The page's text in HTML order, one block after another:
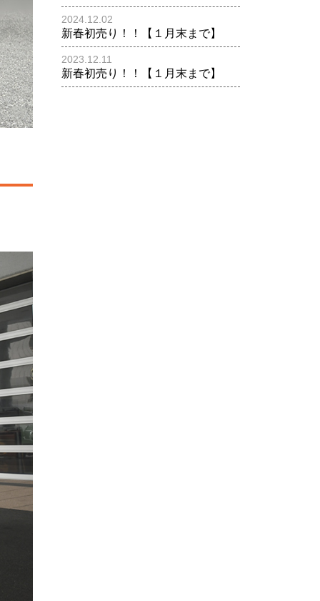
2024.12.02
新春初売り！！【１月末まで】
2023.12.11
新春初売り！！【１月末まで】